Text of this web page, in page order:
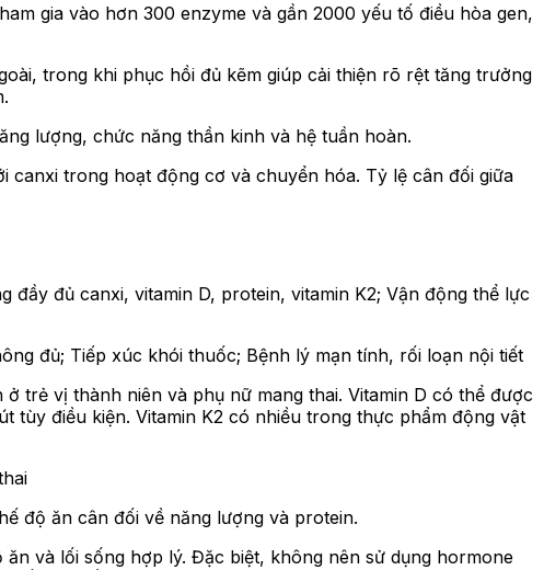
gia vào hơn 300 enzyme và gần 2000 yếu tố điều hòa gen,
trong khi phục hồi đủ kẽm giúp cải thiện rõ rệt tăng trưởng
lượng, chức năng thần kinh và hệ tuần hoàn.
canxi trong hoạt động cơ và chuyển hóa. Tỷ lệ cân đối giữa
đủ canxi, vitamin D, protein, vitamin K2; Vận động thể lực
đủ; Tiếp xúc khói thuốc; Bệnh lý mạn tính, rối loạn nội tiết
trẻ vị thành niên và phụ nữ mang thai. Vitamin D có thể được
tùy điều kiện. Vitamin K2 có nhiều trong thực phẩm động vật
độ ăn cân đối về năng lượng và protein.
và lối sống hợp lý. Đặc biệt, không nên sử dụng hormone